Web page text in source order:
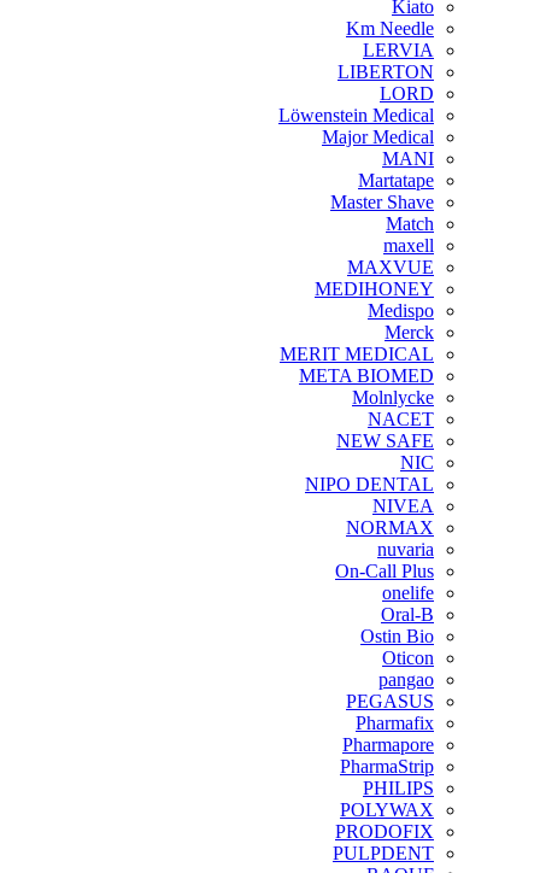
Kiato
Km Needle
LERVIA
LIBERTON
LORD
Löwenstein Medical
Major Medical
MANI
Martatape
Master Shave
Match
maxell
MAXVUE
MEDIHONEY
Medispo
Merck
MERIT MEDICAL
META BIOMED
Molnlycke
NACET
NEW SAFE
NIC
NIPO DENTAL
NIVEA
NORMAX
nuvaria
On-Call Plus
onelife
Oral-B
Ostin Bio
Oticon
pangao
PEGASUS
Pharmafix
Pharmapore
PharmaStrip
PHILIPS
POLYWAX
PRODOFIX
PULPDENT